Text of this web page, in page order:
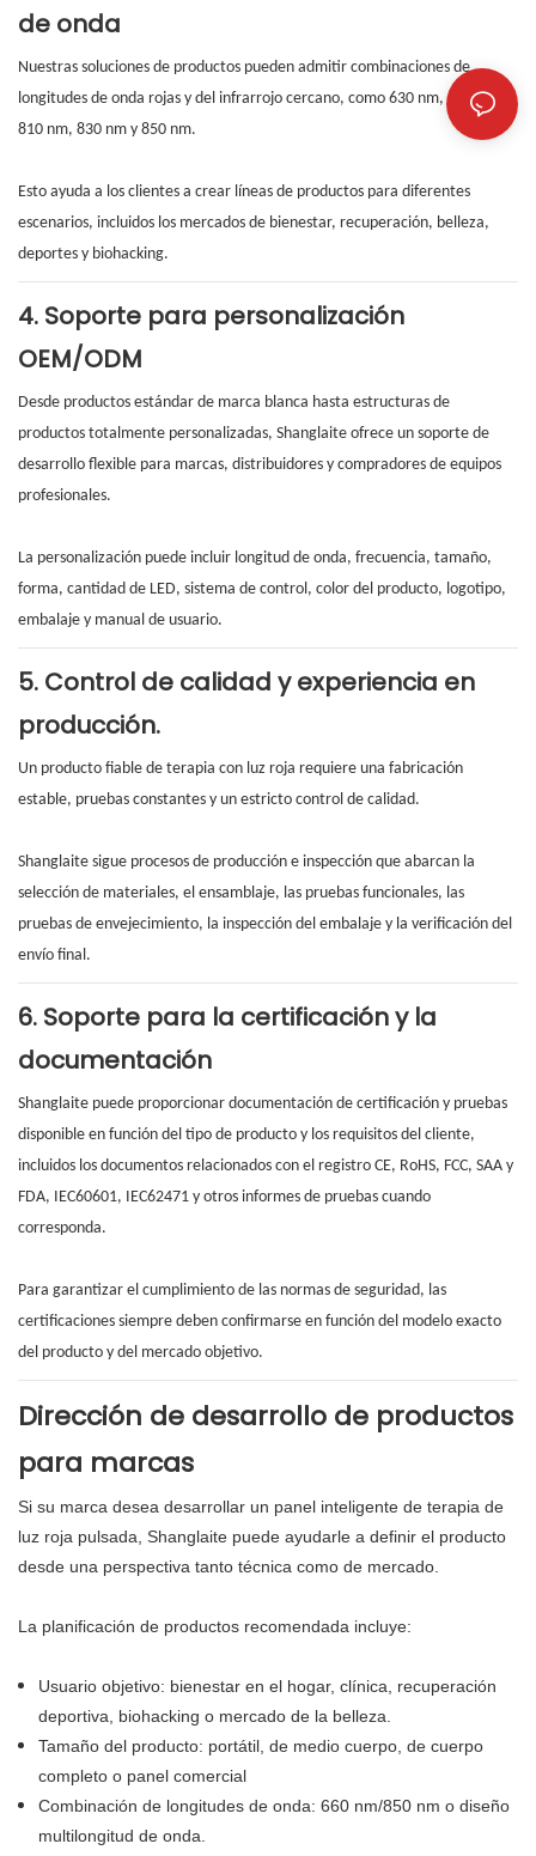
de onda
Nuestras soluciones de productos pueden admitir combinaciones de
longitudes de onda rojas y del infrarrojo cercano, como 630 nm, 660 nm,
810 nm, 830 nm y 850 nm.
Esto ayuda a los clientes a crear líneas de productos para diferentes
escenarios, incluidos los mercados de bienestar, recuperación, belleza,
deportes y biohacking.
4. Soporte para personalización
OEM/ODM
Desde productos estándar de marca blanca hasta estructuras de
productos totalmente personalizadas, Shanglaite ofrece un soporte de
desarrollo flexible para marcas, distribuidores y compradores de equipos
profesionales.
La personalización puede incluir longitud de onda, frecuencia, tamaño,
forma, cantidad de LED, sistema de control, color del producto, logotipo,
embalaje y manual de usuario.
5. Control de calidad y experiencia en
producción.
Un producto fiable de terapia con luz roja requiere una fabricación
estable, pruebas constantes y un estricto control de calidad.
Shanglaite sigue procesos de producción e inspección que abarcan la
selección de materiales, el ensamblaje, las pruebas funcionales, las
pruebas de envejecimiento, la inspección del embalaje y la verificación del
envío final.
6. Soporte para la certificación y la
documentación
Shanglaite puede proporcionar documentación de certificación y pruebas
disponible en función del tipo de producto y los requisitos del cliente,
incluidos los documentos relacionados con el registro CE, RoHS, FCC, SAA y
FDA, IEC60601, IEC62471 y otros informes de pruebas cuando
corresponda.
Para garantizar el cumplimiento de las normas de seguridad, las
certificaciones siempre deben confirmarse en función del modelo exacto
del producto y del mercado objetivo.
Dirección de desarrollo de productos
para marcas
Si su marca desea desarrollar un panel inteligente de terapia de
luz roja pulsada, Shanglaite puede ayudarle a definir el producto
desde una perspectiva tanto técnica como de mercado.
La planificación de productos recomendada incluye:
Usuario objetivo: bienestar en el hogar, clínica, recuperación
deportiva, biohacking o mercado de la belleza.
Tamaño del producto: portátil, de medio cuerpo, de cuerpo
completo o panel comercial
Combinación de longitudes de onda: 660 nm/850 nm o diseño
multilongitud de onda.